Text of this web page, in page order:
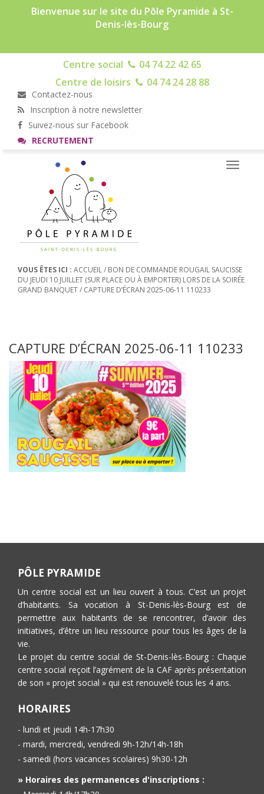
Bienvenue sur le site du Pôle Pyramide à St-
Denis-lès-Bourg
Centre social
04 74 22 42 65
Centre de loisirs
04 74 24 28 88
Contactez-nous
Inscription à notre newsletter
Suivez-nous sur Facebook
RECRUTEMENT
Toggle
VOUS ÊTES ICI : ACCUEIL/ BON DE COMMANDE ROUGAIL SAUCISSE
DU JEUDI 10 JUILLET (SUR PLACE OU À EMPORTER) LORS DE LA SOIRÉE
GRAND BANQUET/ CAPTURE D’ÉCRAN 2025-06-11 110233
CAPTURE D’ÉCRAN 2025-06-11 110233
PÔLE PYRAMIDE
Un centre social est un lieu ouvert à tous. C’est un projet
d’habitants. Sa vocation à St-Denis-lès-Bourg est de
permettre aux habitants de se rencontrer, d’avoir des
initiatives, d’être un lieu ressource pour tous les âges de la
vie.
Le projet du centre social de St-Denis-lès-Bourg : Chaque
centre social reçoit l’agrément de la CAF après présentation
de son « projet social » qui est renouvelé tous les 4 ans.
HORAIRES
- lundi et jeudi 14h-17h30
- mardi, mercredi, vendredi 9h-12h/14h-18h
- samedi (hors vacances scolaires) 9h30-12h
» Horaires des permanences d'inscriptions :